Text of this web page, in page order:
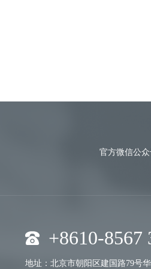
官方微信公众
+8610-8567
地址：北京市朝阳区建国路79号